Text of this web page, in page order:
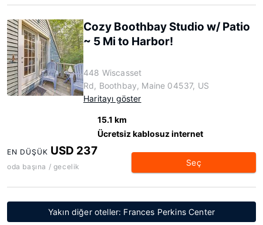
Cozy Boothbay Studio w/ Patio
~ 5 Mi to Harbor!
448 Wiscasset
Rd, Boothbay, Maine 04537, US
Haritayı göster
15.1 km
Ücretsiz kablosuz internet
EN DÜŞÜK USD 237
oda başına / gecelik Seç
Yakın diğer oteller: Frances Perkins Center